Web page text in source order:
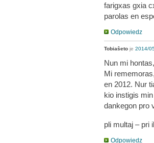
farigxas gxia
parolas en
Odpowiedz
Tobiaŝeto je 2014/
Nun mi
Mi
en 2012. Nur
kio instigis
dankegon pro
pli multaj – pri
Odpowiedz